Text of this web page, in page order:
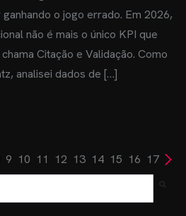
o jogo errado. Em 2026,
não é mais o único KPI que
Citação e Validação. Como
analisei dados de […]
9 10 11 12 13 14 15 16 17